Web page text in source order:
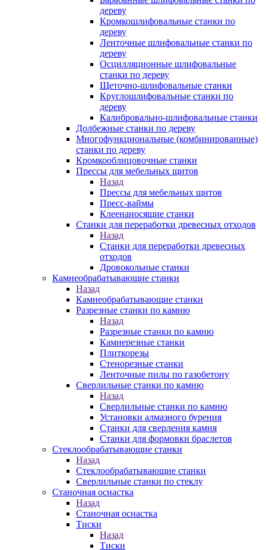
дереву
Кромкошлифовальные станки по
дереву
Ленточные шлифовальные станки по
дереву
Осцилляционные шлифовальные
станки по дереву
Щеточно-шлифовальные станки
Круглошлифовальные станки по
дереву
Калибровально-шлифовальные станки
Долбежные станки по дереву
Многофункциональные (комбинированные)
станки по дереву
Кромкооблицовочные станки
Прессы для мебельных щитов
Назад
Прессы для мебельных щитов
Пресс-ваймы
Клеенаносящие станки
Станки для переработки древесных отходов
Назад
Станки для переработки древесных
отходов
Дровокольные станки
Камнеобрабатывающие станки
Назад
Камнеобрабатывающие станки
Разрезные станки по камню
Назад
Разрезные станки по камню
Камнерезные станки
Плиткорезы
Стенорезные станки
Ленточные пилы по газобетону
Сверлильные станки по камню
Назад
Сверлильные станки по камню
Установки алмазного бурения
Станки для сверления камня
Станки для формовки браслетов
Стеклообрабатывающие станки
Назад
Стеклообрабатывающие станки
Сверлильные станки по стеклу
Станочная оснастка
Назад
Станочная оснастка
Тиски
Назад
Тиски